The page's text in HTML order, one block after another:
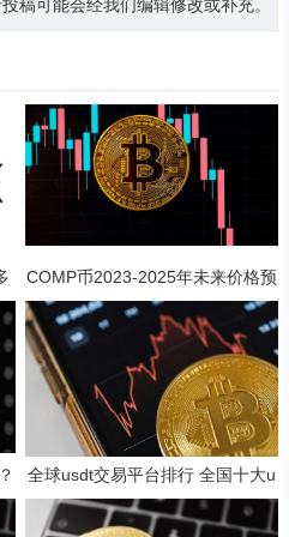
稿可能会经我们编辑修改或补充。
COMP币2023-2025年未来价格预
测 对长线持有是否值得？
全球usdt交易平台排行 全国十大u
sdt交易平台